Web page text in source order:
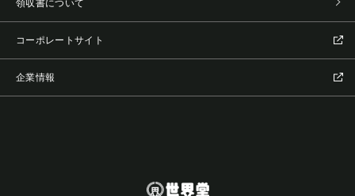
領収書について
コーポレートサイト
企業情報